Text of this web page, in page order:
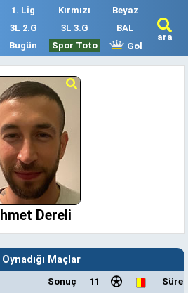
1. Lig Kırmızı
Beyaz
3L 2.G 3L 3.G
BAL
Bugün Spor Toto Gol
ara
Dereli
Maçlar
Sonuç 11 Süre